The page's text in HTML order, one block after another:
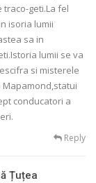
geti.La fel
isoria lumii
sa in
lumii se va
si misterele
conducatori a
Reply
Țuțea